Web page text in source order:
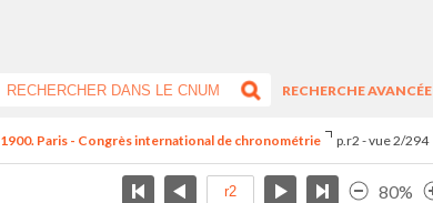
RECHERCHE AVANCÉE
Paris - Congrès international de chronométrie p.r2 - vue 2/294
80%